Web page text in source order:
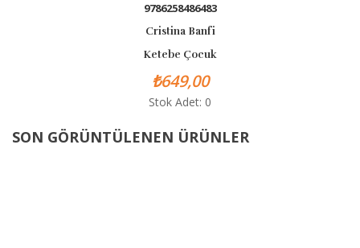
9786258486483
Cristina Banfi
Ketebe Çocuk
₺649,00
Stok Adet: 0
SON GÖRÜNTÜLENEN ÜRÜNLER